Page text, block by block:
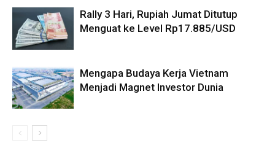
Rally 3 Hari, Rupiah Jumat Ditutup
Menguat ke Level Rp17.885/USD
Mengapa Budaya Kerja Vietnam
Menjadi Magnet Investor Dunia